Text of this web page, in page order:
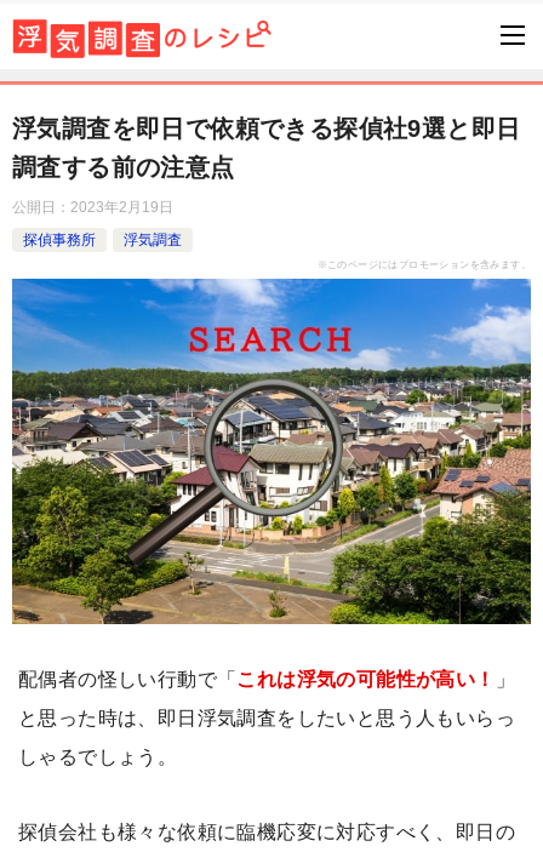
浮気調査を即日で依頼できる探偵社9選と即日
調査する前の注意点
公開日： 2023年2月19日
探偵事務所
浮気調査
※このページにはプロモーションを含みます。
配偶者の怪しい行動で「 これは浮気の可能性が高い！
」
と思った時は、即日浮気調査をしたいと思う人もいらっ
しゃるでしょう。
探偵会社も様々な依頼に臨機応変に対応すべく、即日の